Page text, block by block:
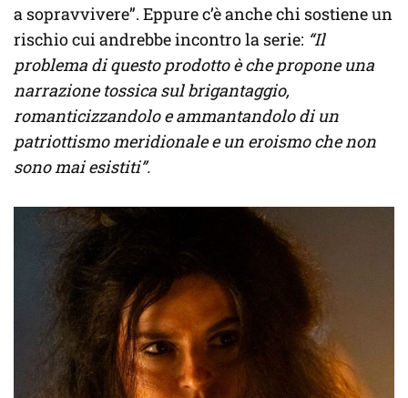
a sopravvivere”. Eppure c’è anche chi sostiene un
rischio cui andrebbe incontro la serie: “Il
problema di questo prodotto è che propone una
narrazione tossica sul brigantaggio,
romanticizzandolo e ammantandolo di un
patriottismo meridionale e un eroismo che non
sono mai esistiti”.